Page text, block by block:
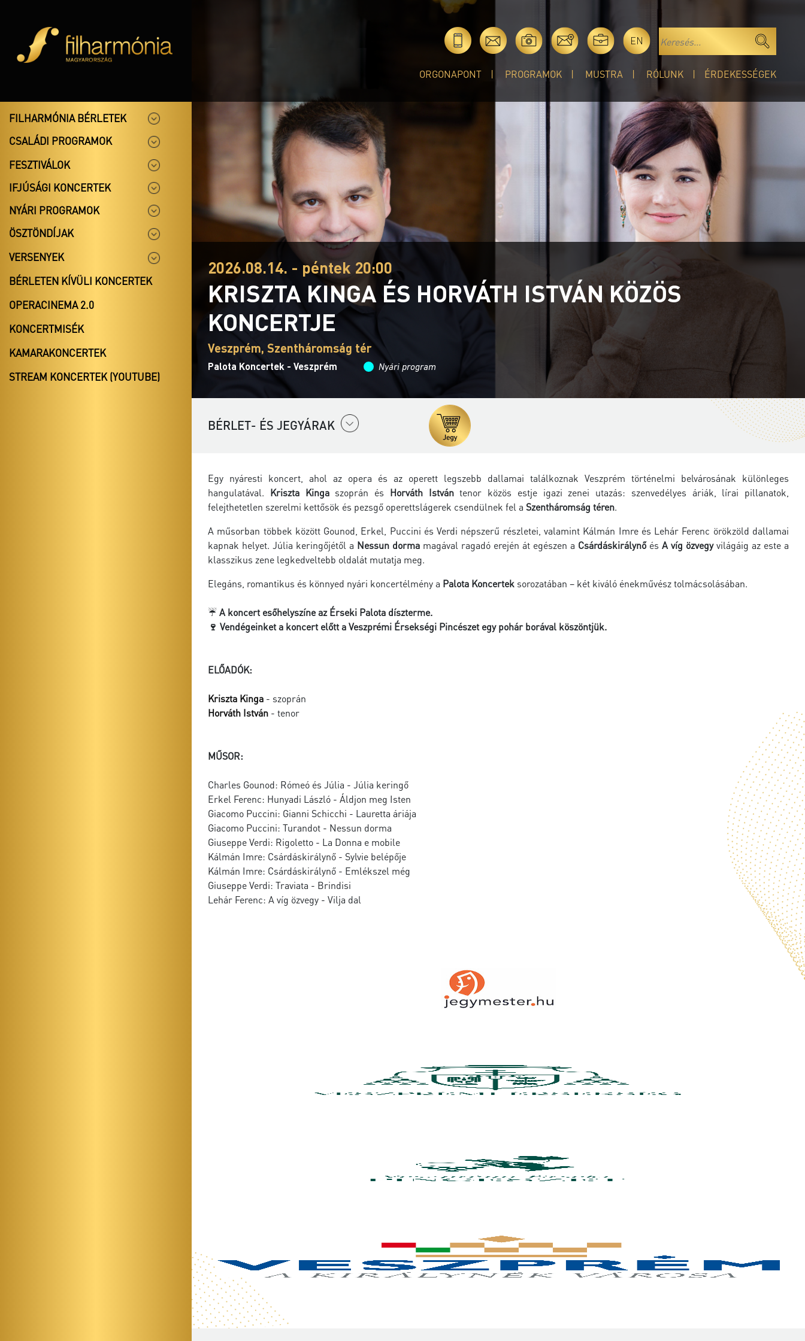
EN
ORGONAPONT PROGRAMOK MUSTRA RÓLUNK ÉRDEKESSÉGEK
FILHARMÓNIA BÉRLETEK
CSALÁDI PROGRAMOK
FESZTIVÁLOK
IFJÚSÁGI KONCERTEK
NYÁRI PROGRAMOK
ÖSZTÖNDÍJAK
VERSENYEK
BÉRLETEN KÍVÜLI KONCERTEK
OPERACINEMA 2.0
KONCERTMISÉK
KAMARAKONCERTEK
STREAM KONCERTEK (YOUTUBE)
2026.08.14. - péntek 20:00
KRISZTA KINGA ÉS HORVÁTH ISTVÁN KÖZÖS
KONCERTJE
Veszprém, Szentháromság tér
Palota Koncertek - Veszprém Nyári program
BÉRLET- ÉS JEGYÁRAK
Egy nyáresti koncert, ahol az opera és az operett legszebb dallamai találkoznak Veszprém történelmi belvárosának különleges
hangulatával. Kriszta Kingaszoprán és Horváth Istvántenor közös estje igazi zenei utazás: szenvedélyes áriák, lírai pillanatok,
felejthetetlen szerelmi kettősök és pezsgő operettslágerek csendülnek fel a Szentháromság téren.
A műsorban többek között Gounod, Erkel, Puccini és Verdi népszerű részletei, valamint Kálmán Imre és Lehár Ferenc örökzöld dallamai
kapnak helyet. Júlia keringőjétől a Nessun dorma magával ragadó erején át egészen a Csárdáskirálynőés A víg özvegyvilágáig az este a
klasszikus zene legkedveltebb oldalát mutatja meg.
Elegáns, romantikus és könnyed nyári koncertélmény a Palota Koncertek sorozatában – két kiváló énekművész tolmácsolásában.
☔A koncert esőhelyszíne az Érseki Palota díszterme.
🍷 Vendégeinket a koncert előtt a Veszprémi Érsekségi Pincészet egy pohár borával köszöntjük.
ELŐADÓK:
Kriszta Kinga - szoprán
Horváth István - tenor
MŰSOR:
Charles Gounod: Rómeó és Júlia - Júlia keringő
Erkel Ferenc: Hunyadi László - Áldjon meg Isten
Giacomo Puccini: Gianni Schicchi - Lauretta áriája
Giacomo Puccini: Turandot - Nessun dorma
Giuseppe Verdi: Rigoletto - La Donna e mobile
Kálmán Imre: Csárdáskirálynő - Sylvie belépője
Kálmán Imre: Csárdáskirálynő - Emlékszel még
Giuseppe Verdi: Traviata - Brindisi
Lehár Ferenc: A víg özvegy - Vilja dal